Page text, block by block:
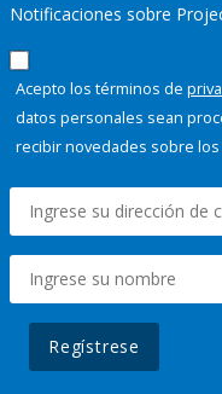
Notificaciones sobre
Acepto los términos de
datos personales sean
recibir novedades sobre
Regístrese